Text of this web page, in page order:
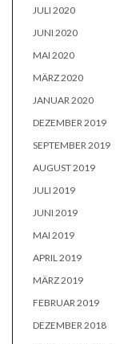
JULI 2020
JUNI 2020
MAI 2020
MÄRZ 2020
JANUAR 2020
DEZEMBER 2019
SEPTEMBER 2019
AUGUST 2019
JULI 2019
JUNI 2019
MAI 2019
APRIL 2019
MÄRZ 2019
FEBRUAR 2019
DEZEMBER 2018